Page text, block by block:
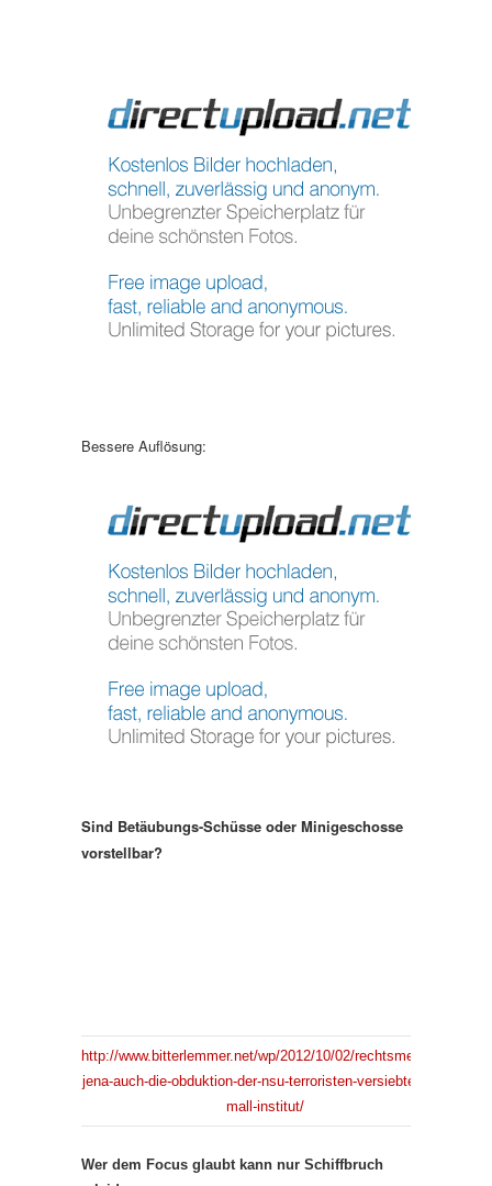
Bessere Auflösung:
Sind Betäubungs-Schüsse oder Minigeschosse
vorstellbar?
http://www.bitterlemmer.net/wp/2012/10/02/rechtsmedizin-
jena-auch-die-obduktion-der-nsu-terroristen-versiebte-das-
mall-institut/
Wer dem Focus glaubt kann nur Schiffbruch